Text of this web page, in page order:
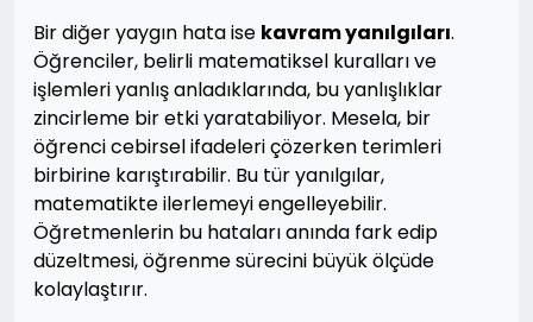
Bir diğer yaygın hata ise kavram yanılgıları.
Öğrenciler, belirli matematiksel kuralları ve
işlemleri yanlış anladıklarında, bu yanlışlıklar
zincirleme bir etki yaratabiliyor. Mesela, bir
öğrenci cebirsel ifadeleri çözerken terimleri
birbirine karıştırabilir. Bu tür yanılgılar,
matematikte ilerlemeyi engelleyebilir.
Öğretmenlerin bu hataları anında fark edip
düzeltmesi, öğrenme sürecini büyük ölçüde
kolaylaştırır.